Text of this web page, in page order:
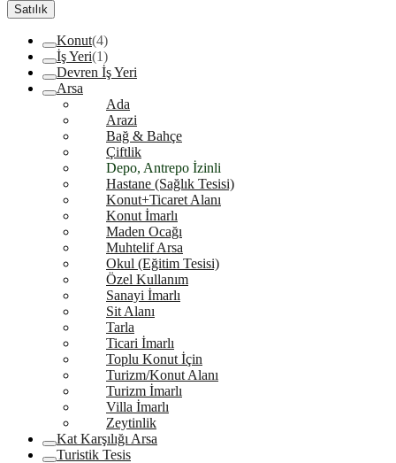
Satılık
Konut(4)
İş Yeri(1)
Devren İş Yeri
Arsa
Ada
Arazi
Bağ & Bahçe
Çiftlik
Depo, Antrepo İzinli
Hastane (Sağlık Tesisi)
Konut+Ticaret Alanı
Konut İmarlı
Maden Ocağı
Muhtelif Arsa
Okul (Eğitim Tesisi)
Özel Kullanım
Sanayi İmarlı
Sit Alanı
Tarla
Ticari İmarlı
Toplu Konut İçin
Turizm/Konut Alanı
Turizm İmarlı
Villa İmarlı
Zeytinlik
Kat Karşılığı Arsa
Turistik Tesis